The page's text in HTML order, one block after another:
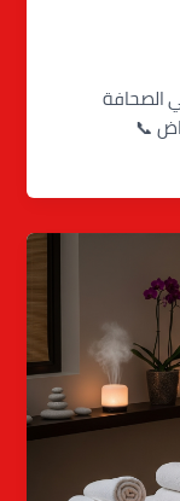
الصحافة
📞